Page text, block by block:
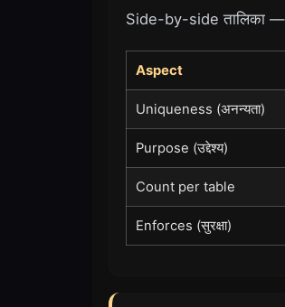
Side-by-side तालिका —
Aspect
Uniqueness (अनन्यता)
Purpose (उद्देश्य)
Count per table
Enforces (सुरक्षा)